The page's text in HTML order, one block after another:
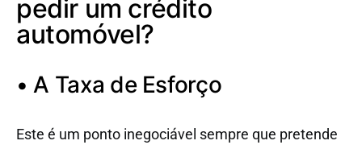
pedir um crédito
automóvel?
• A Taxa de Esforço
Este é um ponto inegociável sempre que pretende